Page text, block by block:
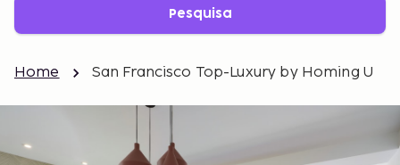
Pesquisa
Home San Francisco Top-Luxury by Homing U